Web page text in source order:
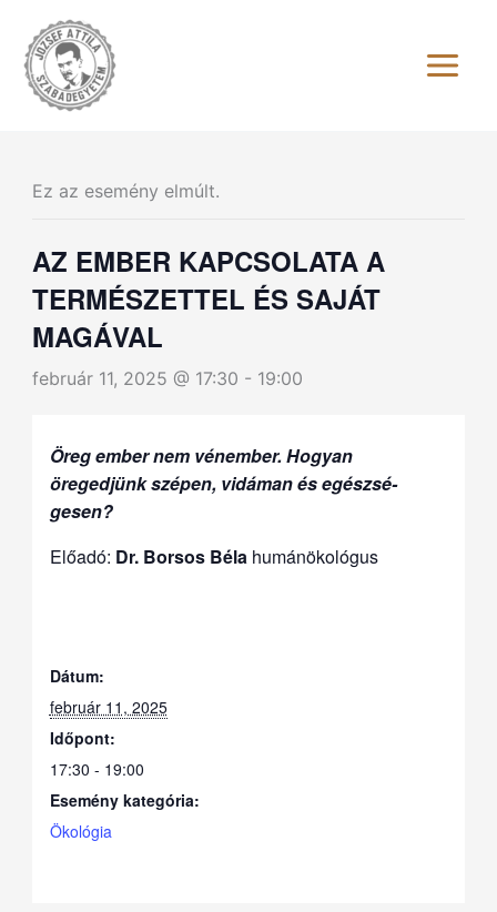
content
Ez az esemény elmúlt.
AZ EMBER KAPCSOLATA A
TERMÉSZETTEL ÉS SAJÁT
MAGÁVAL
február 11, 2025 @ 17:30 - 19:00
Öreg ember nem vénember. Hogyan
öregedjünk szépen, vidáman és egész­sé­
gesen?
Előadó: Dr. Borsos Bélahumánökológus
Dátum:
február 11, 2025
Időpont:
17:30 - 19:00
Esemény kategória:
Ökológia